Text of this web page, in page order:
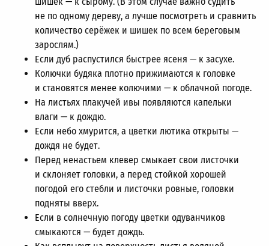
не по одному дереву, а лучше посмотреть и сравнить
количество серёжек и шишек по всем береговым
зарослям.)
Если дуб распустился быстрее ясеня — к засухе.
Колючки будяка плотно прижимаются к головке
и становятся менее колючими — к облачной погоде.
На листьях плакучей ивы появляются капельки
влаги — к дождю.
Если небо хмурится, а цветки лютика открыты —
дождя не будет.
Перед ненастьем клевер смыкает свои листочки
и склоняет головки, а перед стойкой хорошей
погодой его стебли и листочки ровные, головки
подняты вверх.
Если в солнечную погоду цветки одуванчиков
смыкаются — будет дождь.